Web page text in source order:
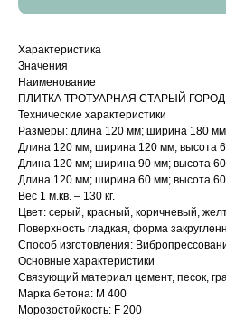
Характеристика
Значения
Наименование
ПЛИТКА ТРОТУАРНАЯ СТАРЫЙ
Технические характеристики
Размеры: длина 120 мм; ширина 180
Длина 120 мм; ширина 120 мм; высота
Длина 120 мм; ширина 90 мм; высота
Длина 120 мм; ширина 60 мм; высота
Вес 1 м.кв. – 130 кг.
Цвет: серый, красный, коричневый,
Поверхность гладкая, форма
Способ изготовления:
Основные характеристики
Связующий материал цемент, песок,
Марка бетона: М 400
Морозостойкость: F 200